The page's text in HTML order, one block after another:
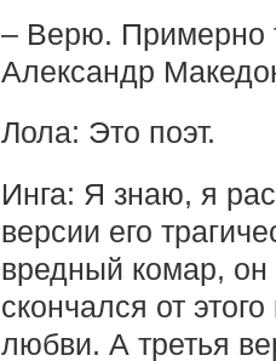
– Верю. Примерно
Александр
Лола: Это поэт.
Инга: Я знаю, я
версии его
вредный комар, он
скончался от
любви. А третья